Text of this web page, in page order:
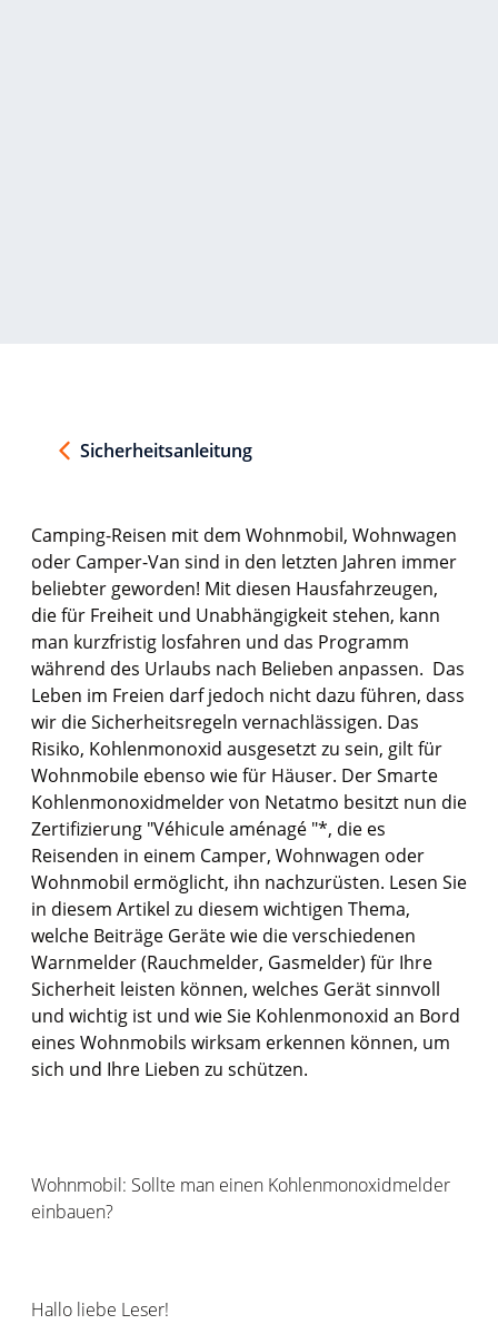
Sicherheitsanleitung
Camping-Reisen mit dem Wohnmobil, Wohnwagen
oder Camper-Van sind in den letzten Jahren immer
beliebter geworden! Mit diesen Hausfahrzeugen,
die für Freiheit und Unabhängigkeit stehen, kann
man kurzfristig losfahren und das Programm
während des Urlaubs nach Belieben anpassen. Das
Leben im Freien darf jedoch nicht dazu führen, dass
wir die Sicherheitsregeln vernachlässigen. Das
Risiko, Kohlenmonoxid ausgesetzt zu sein, gilt für
Wohnmobile ebenso wie für Häuser. Der Smarte
Kohlenmonoxidmelder von Netatmo besitzt nun die
Zertifizierung "Véhicule aménagé "*, die es
Reisenden in einem Camper, Wohnwagen oder
Wohnmobil ermöglicht, ihn nachzurüsten. Lesen Sie
in diesem Artikel zu diesem wichtigen Thema,
welche Beiträge Geräte wie die verschiedenen
Warnmelder (Rauchmelder, Gasmelder) für Ihre
Sicherheit leisten können, welches Gerät sinnvoll
und wichtig ist und wie Sie Kohlenmonoxid an Bord
eines Wohnmobils wirksam erkennen können, um
sich und Ihre Lieben zu schützen.
Wohnmobil: Sollte man einen Kohlenmonoxidmelder
einbauen?
Hallo liebe Leser!